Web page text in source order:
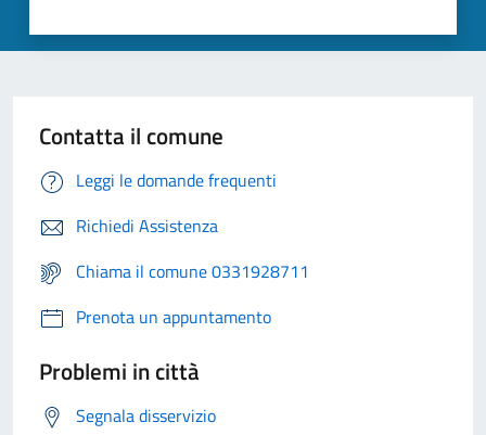
Contatta il comune
Leggi le domande frequenti
Richiedi Assistenza
Chiama il comune 0331928711
Prenota un appuntamento
Problemi in città
Segnala disservizio